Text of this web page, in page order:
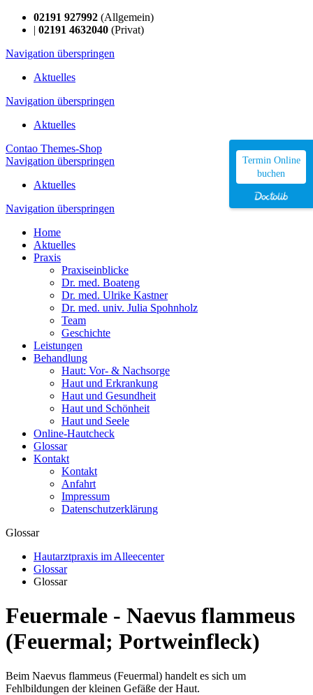
02191 927992 (Allgemein)
| 02191 4632040 (Privat)
Navigation überspringen
Aktuelles
Navigation überspringen
Aktuelles
Contao Themes-Shop
Navigation überspringen
Aktuelles
Navigation überspringen
Home
Aktuelles
Praxis
Praxiseinblicke
Dr. med. Boateng
Dr. med. Ulrike Kastner
Dr. med. univ. Julia Spohnholz
Team
Geschichte
Leistungen
Behandlung
Haut: Vor- & Nachsorge
Haut und Erkrankung
Haut und Gesundheit
Haut und Schönheit
Haut und Seele
Online-Hautcheck
Glossar
Kontakt
Kontakt
Anfahrt
Impressum
Datenschutzerklärung
Glossar
Hautarztpraxis im Alleecenter
Glossar
Glossar
Feuermale - Naevus flammeus
(Feuermal; Portweinfleck)
Beim Naevus flammeus (Feuermal) handelt es sich um
Fehlbildungen der kleinen Gefäße der Haut.
Termin Online
buchen